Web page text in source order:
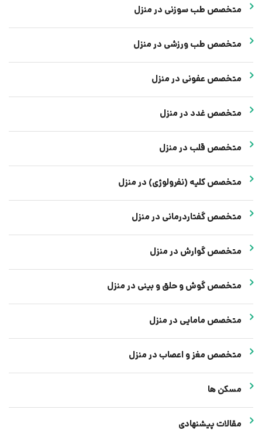
متخصص طب سوزنی در منزل
متخصص طب ورزشی در منزل
متخصص عفونی در منزل
متخصص غدد در منزل
متخصص قلب در منزل
متخصص کلیه (نفرولوژی) در منزل
متخصص گفتاردرمانی در منزل
متخصص گوارش در منزل
متخصص گوش و حلق و بینی در منزل
متخصص مامایی در منزل
متخصص مغز و اعصاب در منزل
مسکن ها
مقالات پیشنهادی